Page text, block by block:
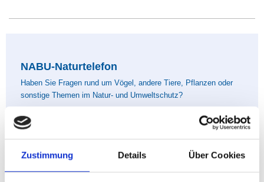
Zustimmung Details Über Cookies
NABU-Naturtelefon
Haben Sie Fragen rund um Vögel, andere Tiere, Pflanzen oder
sonstige Themen im Natur- und Umweltschutz?
Montag bis Freitag: 9 bis 16 Uhr
oder rund um die Uhr unter:
NABU-Naturschutz- und Umweltinformationen